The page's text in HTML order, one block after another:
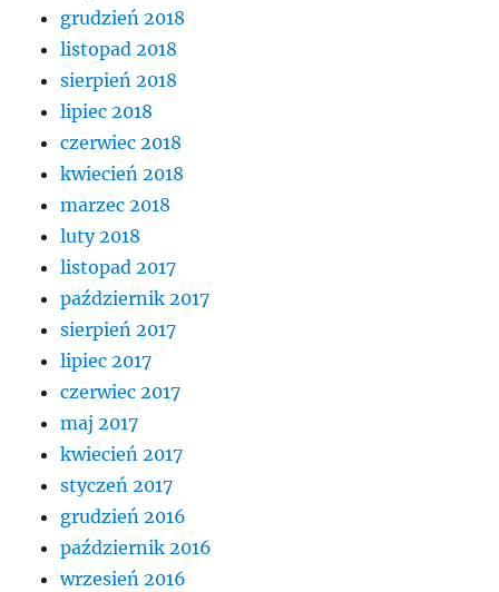
grudzień 2018
listopad 2018
sierpień 2018
lipiec 2018
czerwiec 2018
kwiecień 2018
marzec 2018
luty 2018
listopad 2017
październik 2017
sierpień 2017
lipiec 2017
czerwiec 2017
maj 2017
kwiecień 2017
styczeń 2017
grudzień 2016
październik 2016
wrzesień 2016